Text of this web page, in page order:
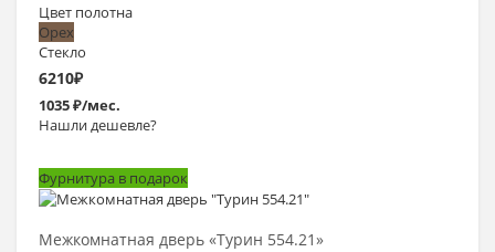
Цвет полотна
Орех
Стекло
6210₽
1035 ₽/мес.
Нашли дешевле?
Фурнитура в подарок
Межкомнатная дверь «Турин 554.21»
Выбрать >